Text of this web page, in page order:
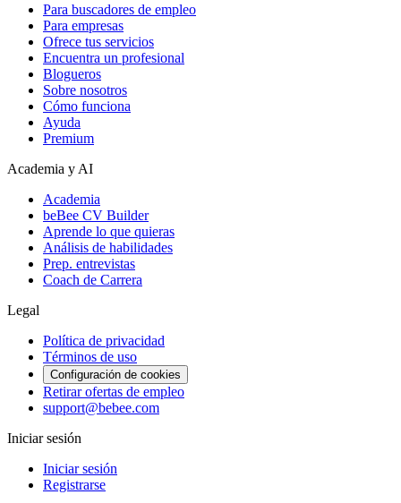
Para buscadores de empleo
Para empresas
Ofrece tus servicios
Encuentra un profesional
Blogueros
Sobre nosotros
Cómo funciona
Ayuda
Premium
Academia y AI
Academia
beBee CV Builder
Aprende lo que quieras
Análisis de habilidades
Prep. entrevistas
Coach de Carrera
Legal
Política de privacidad
Términos de uso
Configuración de cookies
Retirar ofertas de empleo
support@bebee.com
Iniciar sesión
Iniciar sesión
Registrarse